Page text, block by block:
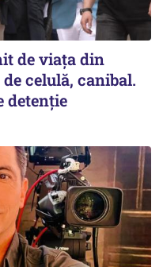
de viața din
celulă, canibal.
detenție